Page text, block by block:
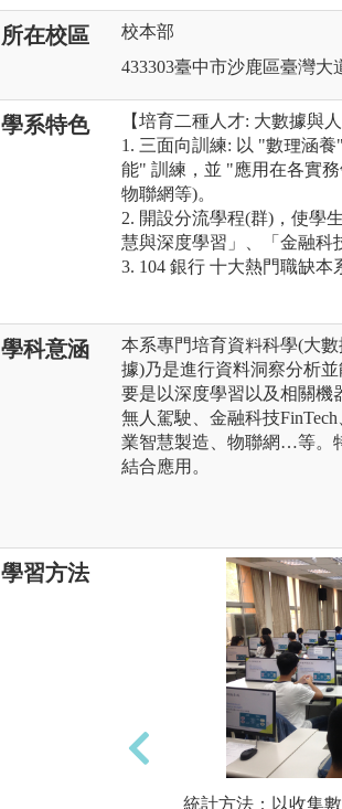
所在校區
校本部
433303臺中市沙鹿區臺灣大
學系特色
【培育二種人才: 大數據與
1. 三面向訓練: 以 "數理涵
能" 訓練，並 "應用在各實
物聯網等)。
2. 開設分流學程(群)，使學
慧與深度學習」、「金融科
3. 104 銀行 十大熱門職缺本
學科意涵
本系專門培育資料科學(大
據)乃是進行資料洞察分析
要是以深度學習以及相關機
無人駕駛、金融科技
業智慧製造、物聯網…等。
結合應用。
學習方法
統計方法：以收集